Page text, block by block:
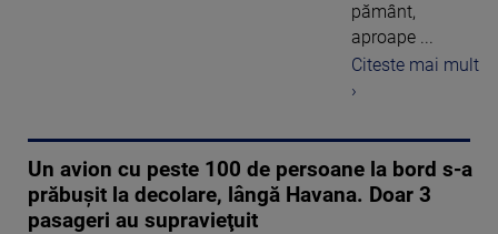
pământ,
aproape ...
Citeste mai mult
›
Un avion cu peste 100 de persoane la bord s-a
prăbuşit la decolare, lângă Havana. Doar 3
pasageri au supravieţuit